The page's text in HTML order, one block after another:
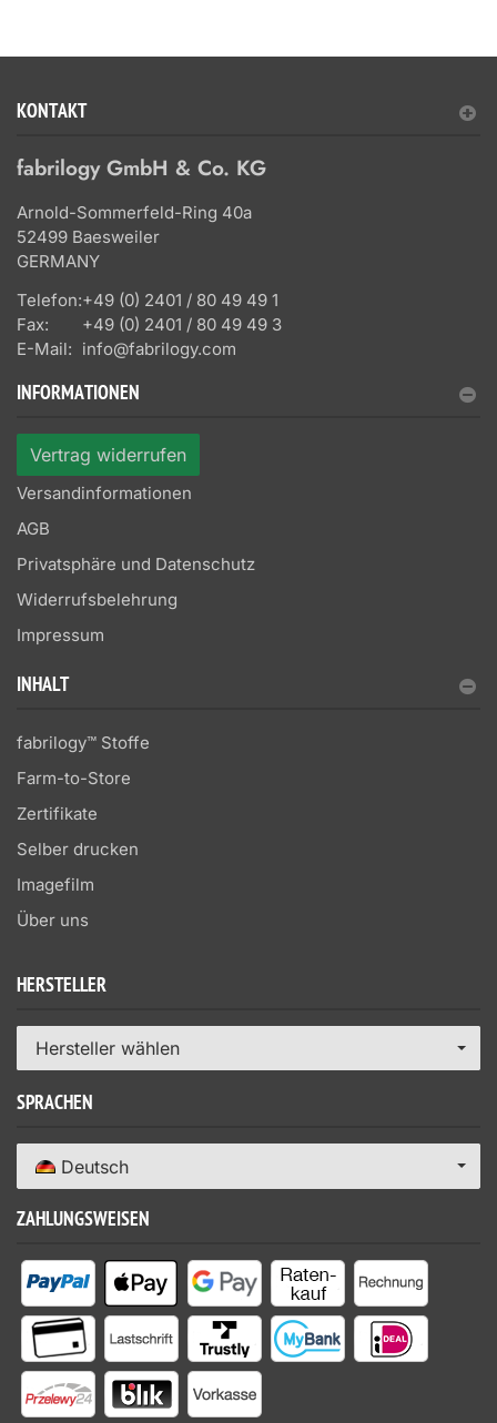
KONTAKT
fabrilogy GmbH & Co. KG
Arnold-Sommerfeld-Ring 40a
52499 Baesweiler
GERMANY
Telefon:+49 (0) 2401 / 80 49 49 1
Fax:
+49 (0) 2401 / 80 49 49 3
E-Mail: info@fabrilogy.com
INFORMATIONEN
Vertrag widerrufen
Versandinformationen
AGB
Privatsphäre und Datenschutz
Widerrufsbelehrung
Impressum
INHALT
fabrilogy™ Stoffe
Farm-to-Store
Zertifikate
Selber drucken
Imagefilm
Über uns
HERSTELLER
Hersteller wählen
SPRACHEN
Deutsch
ZAHLUNGSWEISEN